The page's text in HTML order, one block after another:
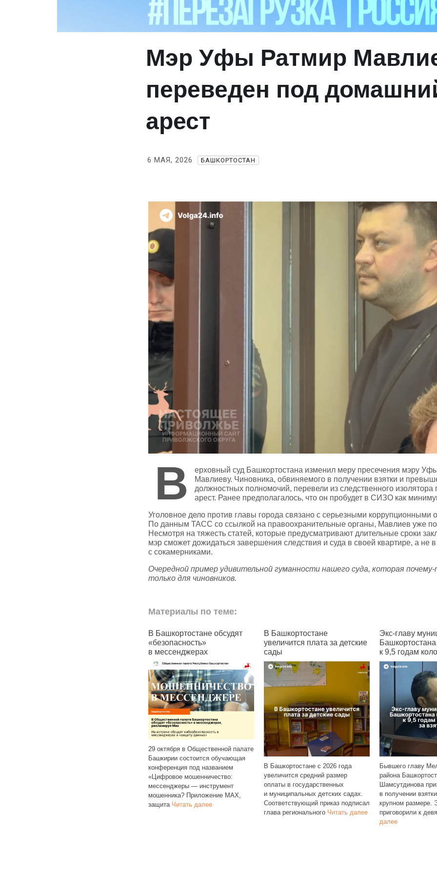
Мэр Уфы Ратмир
переведен под
арест
6 МАЯ, 2026 БАШКОРТОСТАН
В
ерховный суд Башкортостана изменил меру пресечения мэру
Мавлиеву. Чиновника, обвиняемого в получении взятки и
должностных полномочий, перевели из следственного
арест. Ранее предполагалось, что он пробудет в СИЗО как
Уголовное дело против главы города связано с серьезными коррупционными
По данным ТАСС со ссылкой на правоохранительные органы, Мавлиев уже
Несмотря на тяжесть статей, которые предусматривают длительные сроки
мэр сможет дожидаться завершения следствия и суда в своей квартире, а не
с сокамерниками.
Очередной пример удивительной гуманности нашего суда, которая
только для чиновников.
Материалы по теме:
В Башкортостане обсудят
29 октября в Общественной палате
Башкирии состоится обучающая
конференция под названием
«Цифровое мошенничество:
мессенджеры — инструмент
мошенника? Приложение MAX,
В Башкортостане
увеличится плата за детские
сады
В Башкортостане с 2026 года
увеличится средний размер
оплаты в государственных
и муниципальных детских садах.
Соответствующий приказ подписал
Читать далее
Экс‑главу муниципалептата
Башкортостана приговорили
к 9,5 годам колонии за взятку
Бывшего главу Мелеузовского
района Башкортостана Рустэма
Шамсутдинова признали виновным
в получении взятки в особо
крупном размере. Экс‑чиновника
приговорили к девятиЧитать
В
цены
от
овощи